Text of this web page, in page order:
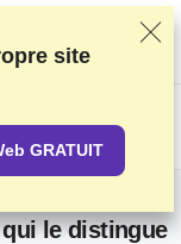
de recherches
vos commentaires et
Cette page
US$
le distingue
site
GRATUIT